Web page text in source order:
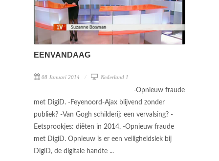
EENVANDAAG
08 Januari 2014 Nederland 1
-Opnieuw fraude
met DigiD. -Feyenoord-Ajax blijvend zonder
publiek? -Van Gogh schilderij: een vervalsing? -
Eetsprookjes: diëten in 2014. -Opnieuw fraude
met DigiD. Opnieuw is er een veiligheidslek bij
DigiD, de digitale handte ...